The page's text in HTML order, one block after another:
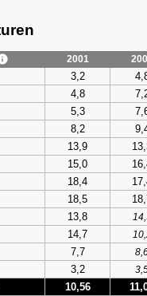
2001
3,2
4,8
5,3
8,2
13,9
15,0
18,4
18,5
13,8
14,7
7,7
3,2
10,56